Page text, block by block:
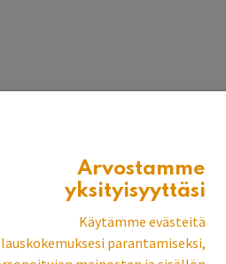
Arvostamme
yksityisyyttäsi
Käytämme evästeitä
parantamiseksi,